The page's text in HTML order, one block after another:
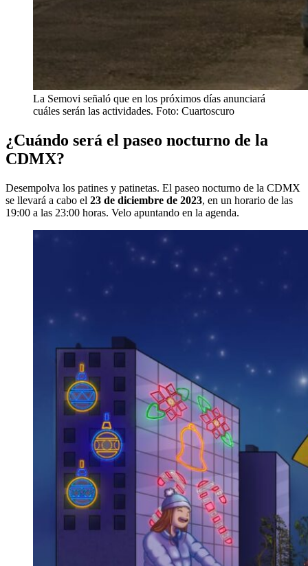
La Semovi señaló que en los próximos días anunciará
cuáles serán las actividades. Foto: Cuartoscuro
¿Cuándo será el paseo nocturno de la
CDMX?
Desempolva los patines y patinetas. El paseo nocturno de la CDMX
se llevará a cabo el 23 de diciembre de 2023, en un horario de las
19:00 a las 23:00 horas. Velo apuntando en la agenda.